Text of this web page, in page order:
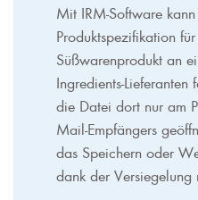
Mit IRM-Software
Produktspezifikation
Süßwarenprodukt an
Ingredients-
die Datei dort nur am
Mail-Empfängers
das Speichern oder
dank der Versiegelung